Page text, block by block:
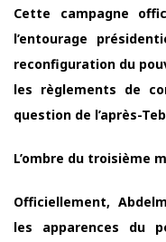
Cette campagne
l’entourage
reconfiguration du
les règlements de
question de l’après-
L’ombre du troisième
Officiellement,
les apparences du